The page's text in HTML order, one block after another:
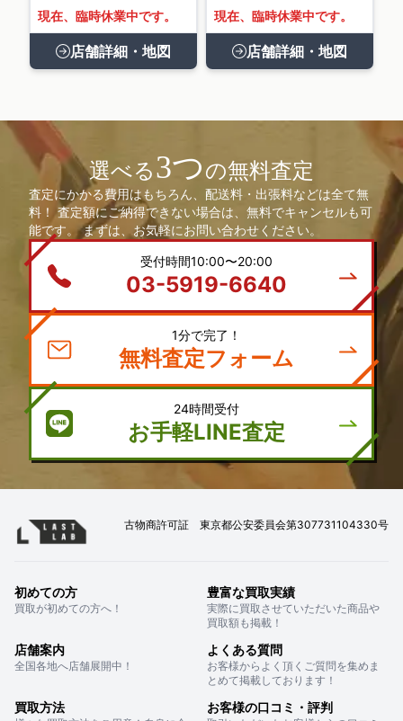
現在、臨時休業中です。
店舗詳細・地図
現在、臨時休業中です。
店舗詳細・地図
選べる3つの無料査定
査定にかかる費用はもちろん、配送料・出張料などは全て無
料！ 査定額にご納得できない場合は、無料でキャンセルも可
能です。 まずは、お気軽にお問い合わせください。
受付時間10:00〜20:00
03-5919-6640
1分で完了！
無料査定フォーム
24時間受付
お手軽LINE査定
古物商許可証 東京都公安委員会第307731104330号
初めての方
買取が初めての方へ！
豊富な買取実績
実際に買取させていただいた商品や
買取額も掲載！
店舗案内
全国各地へ店舗展開中！
よくある質問
お客様からよく頂くご質問を集めま
とめて掲載しております！
買取方法 お客様の口コミ・評判